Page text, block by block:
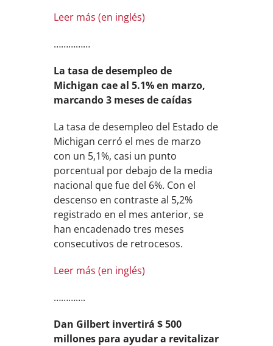
Leer más (en inglés)
……………
La tasa de desempleo de
Michigan cae al 5.1% en marzo,
marcando 3 meses de caídas
La tasa de desempleo del Estado de
Michigan cerró el mes de marzo
con un 5,1%, casi un punto
porcentual por debajo de la media
nacional que fue del 6%. Con el
descenso en contraste al 5,2%
registrado en el mes anterior, se
han encadenado tres meses
consecutivos de retrocesos.
Leer más (en inglés)
………….
Dan Gilbert invertirá $ 500
millones para ayudar a revitalizar